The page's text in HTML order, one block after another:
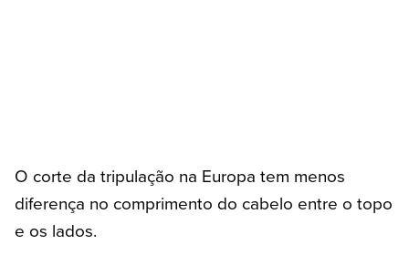
O corte da tripulação na Europa tem menos
diferença no comprimento do cabelo entre o topo
e os lados.